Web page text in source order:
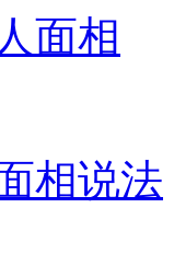
面相
相说法